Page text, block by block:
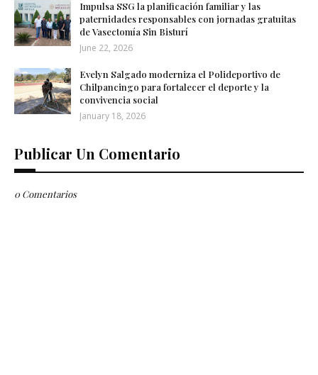
Impulsa SSG la planificación familiar y las
paternidades responsables con jornadas gratuitas
de Vasectomía Sin Bisturí
June 22, 2026
Evelyn Salgado moderniza el Polideportivo de
Chilpancingo para fortalecer el deporte y la
convivencia social
January 18, 2026
Publicar Un Comentario
0 Comentarios